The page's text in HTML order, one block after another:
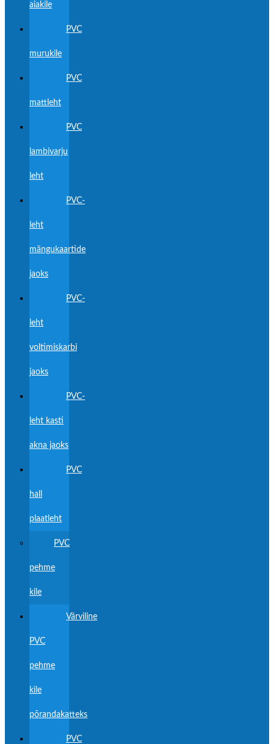
aiakile
PVC
murukile
PVC
mattleht
PVC
lambivarju
leht
PVC-
leht
mängukaartide
jaoks
PVC-
leht
voltimiskarbi
jaoks
PVC-
leht kasti
akna jaoks
PVC
hall
plaatleht
PVC
pehme
kile
Värviline
PVC
pehme
kile
põrandakatteks
PVC